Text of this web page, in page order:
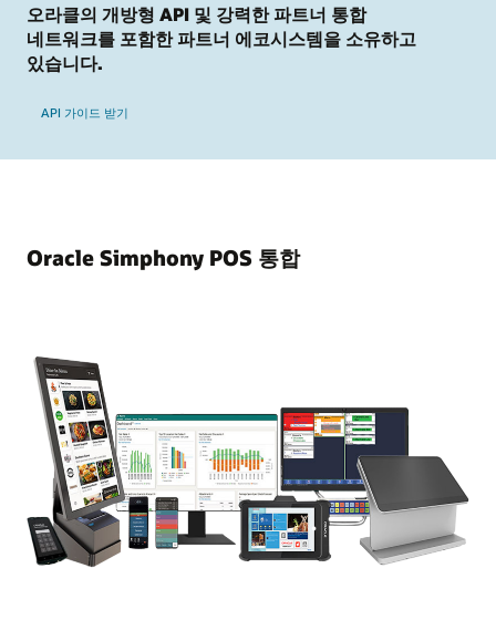
오라클의 개방형 API 및 강력한 파트너 통합
네트워크를 포함한 파트너 에코시스템을 소유하고
있습니다.
API 가이드 받기
Oracle Simphony POS 통합